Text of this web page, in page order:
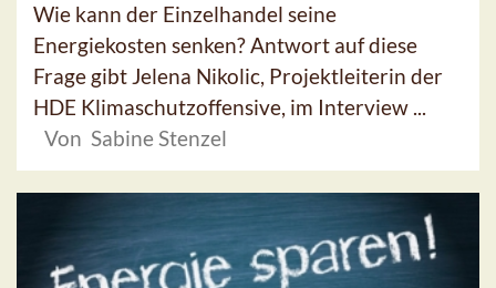
Wie kann der Einzelhandel seine
Energiekosten senken? Antwort auf diese
Frage gibt Jelena Nikolic, Projektleiterin der
HDE Klimaschutzoffensive, im Interview ...
Von Sabine Stenzel